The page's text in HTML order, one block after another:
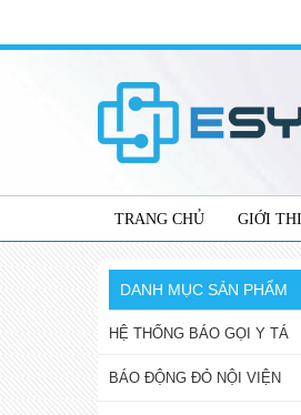
TRANG CHỦ GIỚI
DANH MỤC SẢN PHẨM
HỆ THỐNG BÁO GỌI Y TÁ
BÁO ĐỘNG ĐỎ NỘI VIỆN